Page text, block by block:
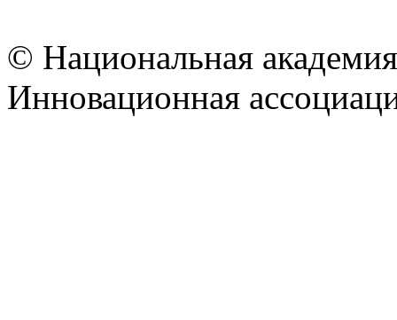
© Национальная
Инновационная